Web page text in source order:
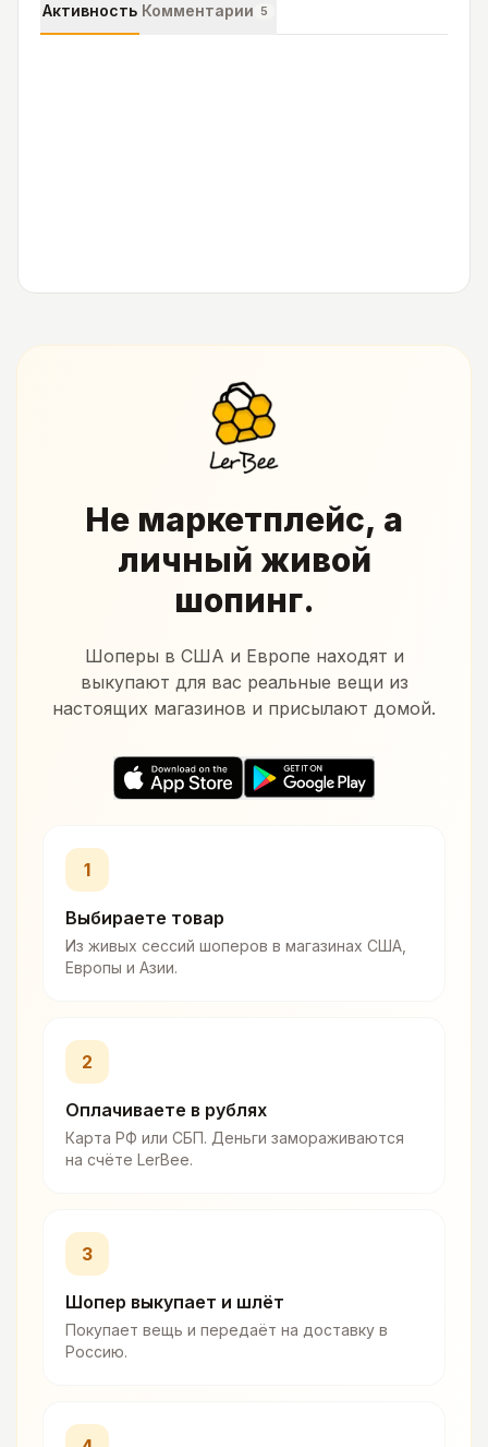
Активность Комментарии 5
Не маркетплейс, а
личный живой
шопинг.
Шоперы в США и Европе находят и
выкупают для вас реальные вещи из
настоящих магазинов и присылают домой.
1
Выбираете товар
Из живых сессий шоперов в магазинах США,
Европы и Азии.
2
Оплачиваете в рублях
Карта РФ или СБП. Деньги замораживаются
на счёте LerBee.
3
Шопер выкупает и шлёт
Покупает вещь и передаёт на доставку в
Россию.